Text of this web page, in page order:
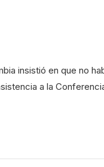
insistió en que no
a la